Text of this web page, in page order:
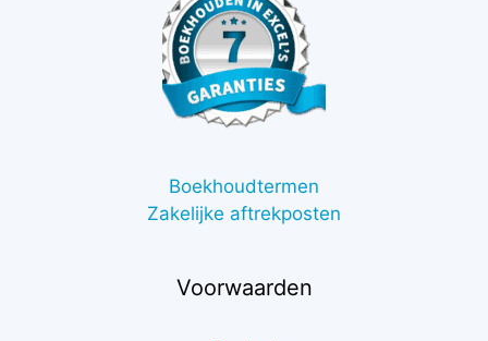
Boekhoudtermen
Zakelijke aftrekposten
Voorwaarden